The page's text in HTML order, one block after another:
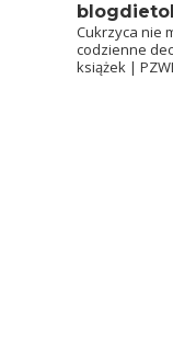
Cukrzyca nie
codzienne
książek |